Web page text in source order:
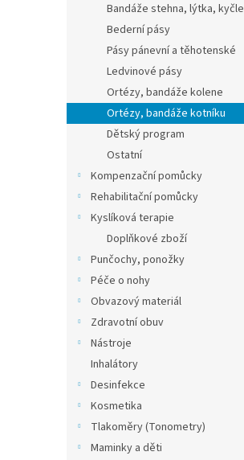
Bandáže stehna, lýtka, kyčle
Bederní pásy
Pásy pánevní a těhotenské
Ledvinové pásy
Ortézy, bandáže kolene
Ortézy, bandáže kotníku
Dětský program
Ostatní
Kompenzační pomůcky
Rehabilitační pomůcky
Kyslíková terapie
Doplňkové zboží
Punčochy, ponožky
Péče o nohy
Obvazový materiál
Zdravotní obuv
Nástroje
Inhalátory
Desinfekce
Kosmetika
Tlakoměry (Tonometry)
Maminky a děti